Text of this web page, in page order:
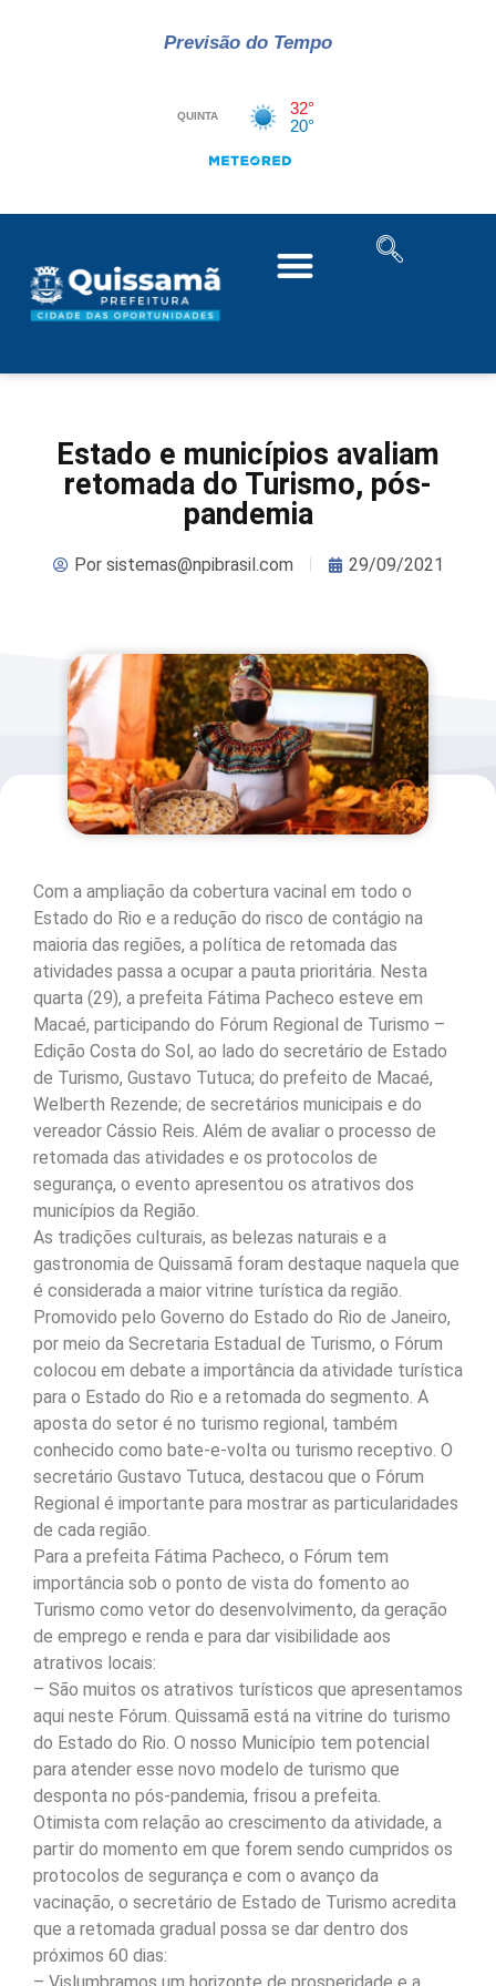
Previsão do Tempo
Estado e municípios avaliam
retomada do Turismo, pós-
pandemia
Porsistemas@npibrasil.com 29/09/2021
Com a ampliação da cobertura vacinal em todo o
Estado do Rio e a redução do risco de contágio na
maioria das regiões, a política de retomada das
atividades passa a ocupar a pauta prioritária. Nesta
quarta (29), a prefeita Fátima Pacheco esteve em
Macaé, participando do Fórum Regional de Turismo –
Edição Costa do Sol, ao lado do secretário de Estado
de Turismo, Gustavo Tutuca; do prefeito de Macaé,
Welberth Rezende; de secretários municipais e do
vereador Cássio Reis. Além de avaliar o processo de
retomada das atividades e os protocolos de
segurança, o evento apresentou os atrativos dos
municípios da Região.
As tradições culturais, as belezas naturais e a
gastronomia de Quissamã foram destaque naquela que
é considerada a maior vitrine turística da região.
Promovido pelo Governo do Estado do Rio de Janeiro,
por meio da Secretaria Estadual de Turismo, o Fórum
colocou em debate a importância da atividade turística
para o Estado do Rio e a retomada do segmento. A
aposta do setor é no turismo regional, também
conhecido como bate-e-volta ou turismo receptivo. O
secretário Gustavo Tutuca, destacou que o Fórum
Regional é importante para mostrar as particularidades
de cada região.
Para a prefeita Fátima Pacheco, o Fórum tem
importância sob o ponto de vista do fomento ao
Turismo como vetor do desenvolvimento, da geração
de emprego e renda e para dar visibilidade aos
atrativos locais:
– São muitos os atrativos turísticos que apresentamos
aqui neste Fórum. Quissamã está na vitrine do turismo
do Estado do Rio. O nosso Município tem potencial
para atender esse novo modelo de turismo que
desponta no pós-pandemia, frisou a prefeita.
Otimista com relação ao crescimento da atividade, a
partir do momento em que forem sendo cumpridos os
protocolos de segurança e com o avanço da
vacinação, o secretário de Estado de Turismo acredita
que a retomada gradual possa se dar dentro dos
próximos 60 dias: